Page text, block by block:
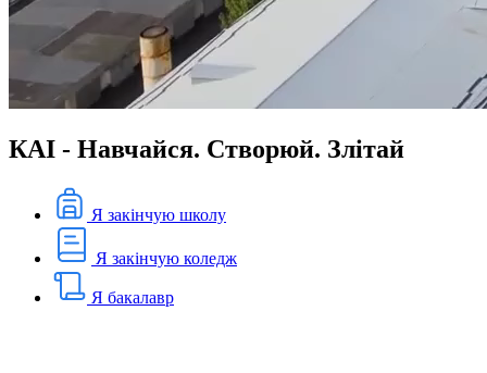
КАІ - Навчайся. Створюй. Злітай
Я закінчую школу
Я закінчую коледж
Я бакалавр